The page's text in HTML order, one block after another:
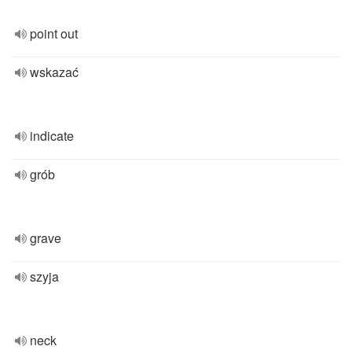
point out
wskazać
indicate
grób
grave
szyja
neck